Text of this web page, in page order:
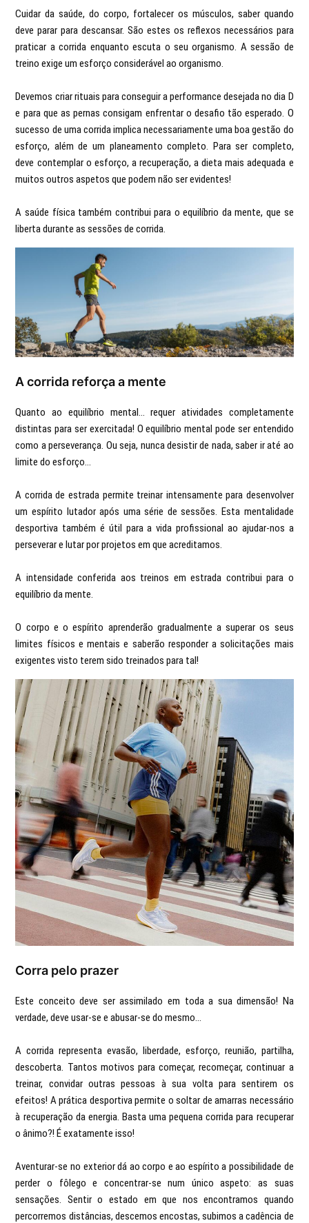
Cuidar da saúde, do corpo, fortalecer os músculos, saber quando
deve parar para descansar. São estes os reflexos necessários para
praticar a corrida enquanto escuta o seu organismo. A sessão de
treino exige um esforço considerável ao organismo.
Devemos criar rituais para conseguir a performance desejada no dia D
e para que as pernas consigam enfrentar o desafio tão esperado. O
sucesso de uma corrida implica necessariamente uma boa gestão do
esforço, além de um planeamento completo. Para ser completo,
deve contemplar o esforço, a recuperação, a dieta mais adequada e
muitos outros aspetos que podem não ser evidentes!
A saúde física também contribui para o equilíbrio da mente, que se
liberta durante as sessões de corrida.
A corrida reforça a mente
Quanto ao equilíbrio mental... requer atividades completamente
distintas para ser exercitada! O equilíbrio mental pode ser entendido
como a perseverança. Ou seja, nunca desistir de nada, saber ir até ao
limite do esforço...
A corrida de estrada permite treinar intensamente para desenvolver
um espírito lutador após uma série de sessões. Esta mentalidade
desportiva também é útil para a vida profissional ao ajudar-nos a
perseverar e lutar por projetos em que acreditamos.
A intensidade conferida aos treinos em estrada contribui para o
equilíbrio da mente.
O corpo e o espírito aprenderão gradualmente a superar os seus
limites físicos e mentais e saberão responder a solicitações mais
exigentes visto terem sido treinados para tal!
Corra pelo prazer
Este conceito deve ser assimilado em toda a sua dimensão! Na
verdade, deve usar-se e abusar-se do mesmo...
A corrida representa evasão, liberdade, esforço, reunião, partilha,
descoberta. Tantos motivos para começar, recomeçar, continuar a
treinar, convidar outras pessoas à sua volta para sentirem os
efeitos! A prática desportiva permite o soltar de amarras necessário
à recuperação da energia. Basta uma pequena corrida para recuperar
o ânimo?! É exatamente isso!
Aventurar-se no exterior dá ao corpo e ao espírito a possibilidade de
perder o fôlego e concentrar-se num único aspeto: as suas
sensações. Sentir o estado em que nos encontramos quando
percorremos distâncias, descemos encostas, subimos a cadência de